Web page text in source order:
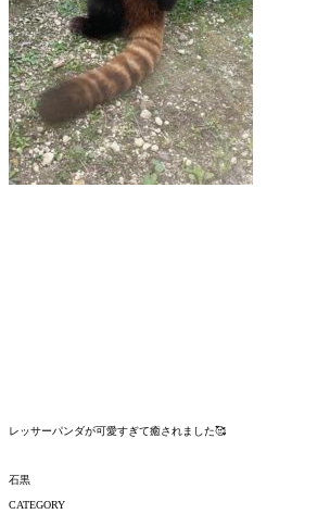
レッサーパンダが可愛すぎて癒されました🥰
石黒
CATEGORY